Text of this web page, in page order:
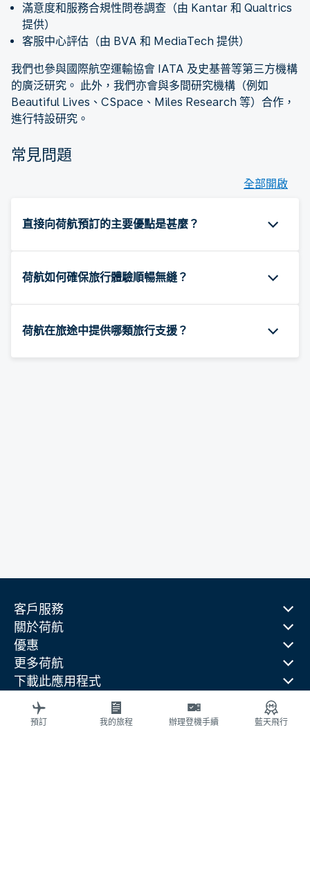
滿意度和服務合規性問卷調查（由 Kantar 和 Qualtrics
提供）
客服中心評估（由 BVA 和 MediaTech 提供）
我們也參與國際航空運輸協會 IATA 及史基普等第三方機構
的廣泛研究。 此外，我們亦會與多間研究機構（例如
Beautiful Lives、CSpace、Miles Research 等）合作，
進行特設研究。
常見問題
全部開啟
直接向荷航預訂的主要優點是甚麼？
荷航如何確保旅行體驗順暢無縫？
荷航在旅途中提供哪類旅行支援？
客戶服務
關於荷航
優惠
更多荷航
下載此應用程式
相關網站
旅行指南
預訂 我的旅程 辦理登機手續 藍天飛行